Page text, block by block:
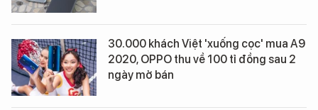
30.000 khách Việt 'xuống cọc' mua A9
2020, OPPO thu về 100 tỉ đồng sau 2
ngày mở bán